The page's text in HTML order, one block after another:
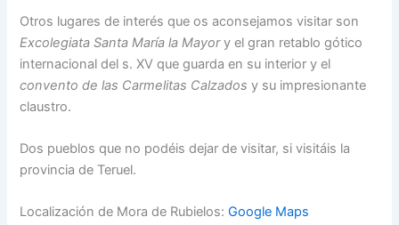
Otros lugares de interés que os aconsejamos visitar son
Excolegiata Santa María la Mayory el gran retablo gótico
internacional del s. XV que guarda en su interior y el
convento de las Carmelitas Calzados y su impresionante
claustro.
Dos pueblos que no podéis dejar de visitar, si visitáis la
provincia de Teruel.
Localización de Mora de Rubielos:Google Maps